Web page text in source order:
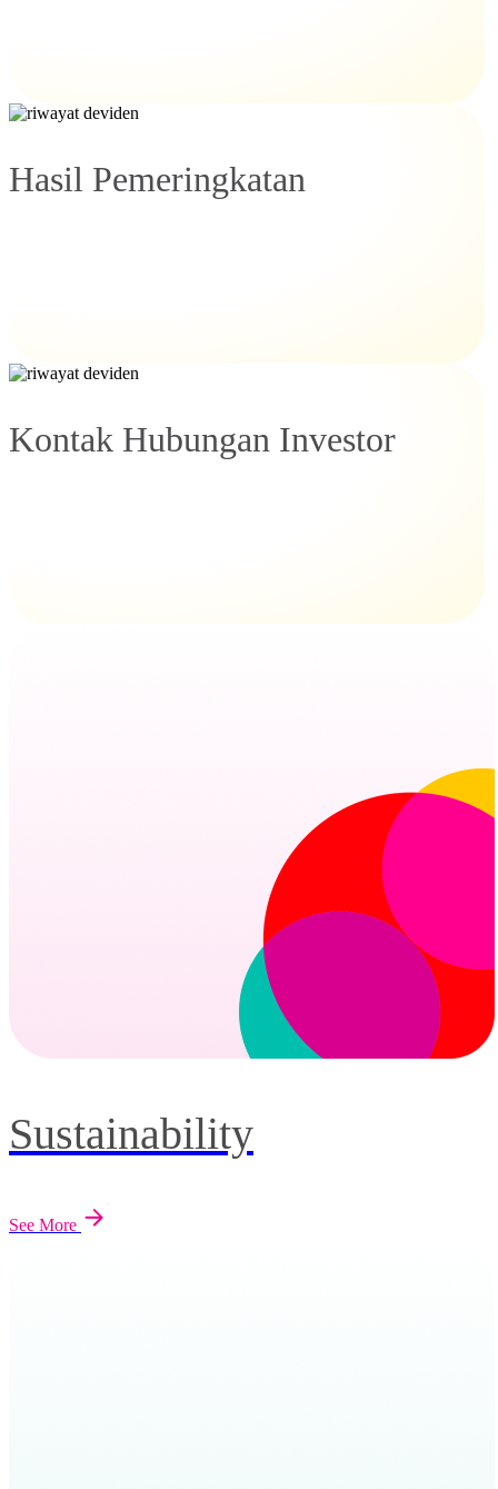
Hasil Pemeringkatan
Kontak Hubungan Investor
Sustainability
See More